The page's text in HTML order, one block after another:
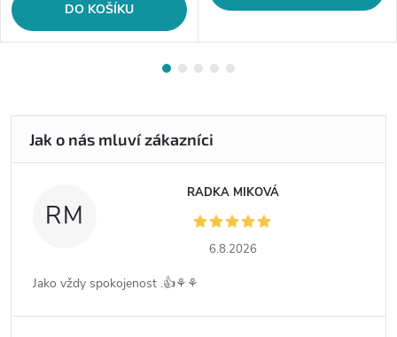
DO KOŠÍKU
RM
RADKA MIKOVÁ
6.8.2026
Jako vždy spokojenost .👍⚘️⚘️